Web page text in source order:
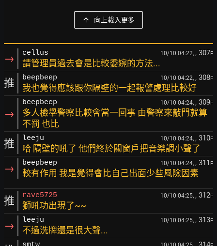
向上載入更多
→ cellus 10/10 04:22, , 307F
請管理員過去會是比較委婉的方法...
推 beepbeep 10/10 04:22, , 308F
我也覺得應該跟你隔壁的一起報警處理比較好
→
beepbeep 10/10 04:24, , 309F
多人檢舉警察比較會當一回事 由警察來敲門就算
不罰 也比
推 leeju 10/10 04:24, , 310F
哈 隔壁的吼了 他們終於關窗戶把音樂調小聲了
→ beepbeep 10/10 04:24, , 311 F
較有作用 我是覺得會比自己出面少些風險因素
推 rave5725 10/10 04:25, , 312F
獅吼功出現了~~
→ leeju 10/10 04:25, , 313F
不過洗牌還是很大聲...